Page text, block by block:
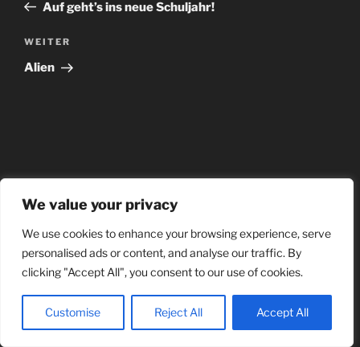
We value your privacy
We use cookies to enhance your browsing experience, serve
personalised ads or content, and analyse our traffic. By
clicking "Accept All", you consent to our use of cookies.
Customise Reject All Accept All
Auf geht’s ins neue Schuljahr!
WEITER
Alien